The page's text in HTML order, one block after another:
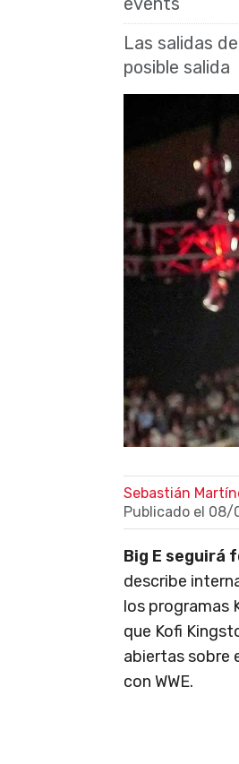
Las salidas
posible salida
Sebastián
Publicado el 08/
Big E seguirá
describe
los programas
que Kofi
abiertas sobre
con WWE.